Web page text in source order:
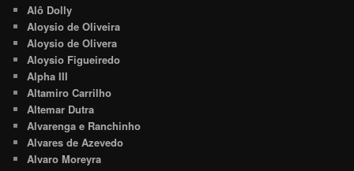
Alô Dolly
Aloysio de Oliveira
Aloysio de Olivera
Aloysio Figueiredo
Alpha III
Altamiro Carrilho
Altemar Dutra
Alvarenga e Ranchinho
Alvares de Azevedo
Alvaro Moreyra